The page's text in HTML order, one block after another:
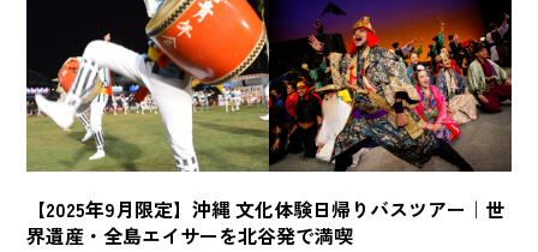
の思い出に残る最高の旅行を実現できます。さらに、賢い選び方をす
ることで交通費を大幅に節約し、浮いた予算で沖縄グルメやお土産を
存分に楽しむことも可能です。この記事を読み終える頃には、きっと
あなたも「沖縄旅行にはレンタカーが必須！」と確信し、今すぐ予約
したくなると思いますよ。
【2025年9月限定】沖縄 文化体験日帰りバスツアー｜世
界遺産・全島エイサーを北谷発で満喫